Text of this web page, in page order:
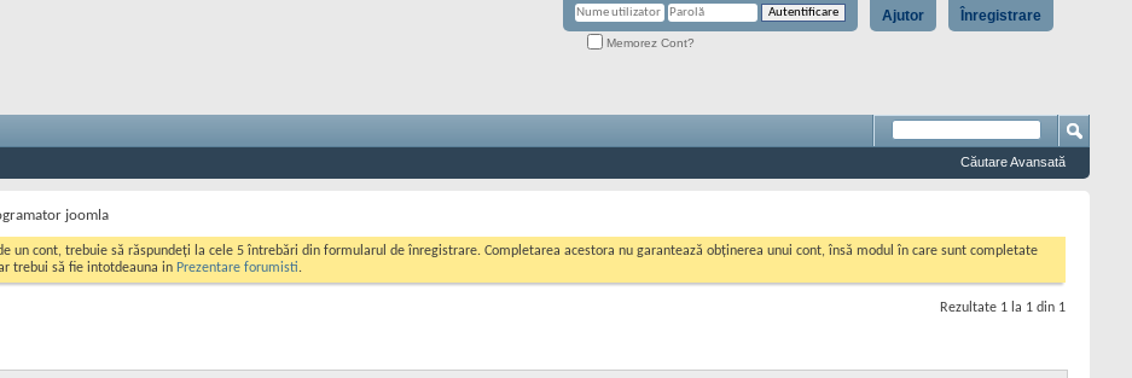
Înregistrare
Ajutor
Memorez Cont?
Căutare Avansată
joomla
un cont, trebuie să răspundeți la cele 5 întrebări din formularul de înregistrare. Completarea acestora nu garantează obținerea unui cont, însă modul în care sunt completate
trebui să fie intotdeauna in Prezentare forumisti.
Rezultate 1 la 1 din 1